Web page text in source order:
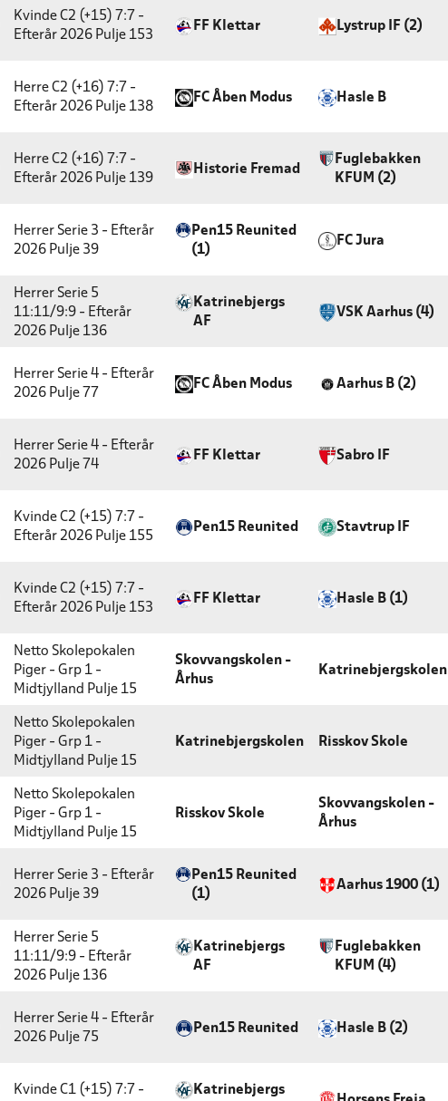
Kvinde C2 (+15) 7:7 -
Efterår 2026 Pulje 153
FF Klettar Lystrup IF (2)
Herre C2 (+16) 7:7 -
Efterår 2026 Pulje 138
FC Åben Modus Hasle B
Herre C2 (+16) 7:7 -
Efterår 2026 Pulje 139
Historie Fremad
Fuglebakken
KFUM (2)
Herrer Serie 3 - Efterår
2026 Pulje 39
Pen15 Reunited
(1)
FC Jura
Herrer Serie 5
11:11/9:9 - Efterår
2026 Pulje 136
Katrinebjergs
AF
VSK Aarhus (4)
Herrer Serie 4 - Efterår
2026 Pulje 77
FC Åben Modus Aarhus B (2)
Herrer Serie 4 - Efterår
2026 Pulje 74
FF Klettar Sabro IF
Kvinde C2 (+15) 7:7 -
Efterår 2026 Pulje 155
Pen15 Reunited Stavtrup IF
Kvinde C2 (+15) 7:7 -
Efterår 2026 Pulje 153
FF Klettar Hasle B (1)
Netto Skolepokalen
Piger - Grp 1 -
Midtjylland Pulje 15
Skovvangskolen -
Århus
Katrinebjergskolen
Netto Skolepokalen
Piger - Grp 1 -
Midtjylland Pulje 15
Katrinebjergskolen Risskov Skole
Netto Skolepokalen
Piger - Grp 1 -
Midtjylland Pulje 15
Risskov Skole
Skovvangskolen -
Århus
Herrer Serie 3 - Efterår
2026 Pulje 39
Pen15 Reunited
(1)
Aarhus 1900 (1)
Herrer Serie 5
11:11/9:9 - Efterår
2026 Pulje 136
Katrinebjergs
AF
Fuglebakken
KFUM (4)
Herrer Serie 4 - Efterår
2026 Pulje 75
Pen15 Reunited Hasle B (2)
Kvinde C1 (+15) 7:7 - Katrinebjergs